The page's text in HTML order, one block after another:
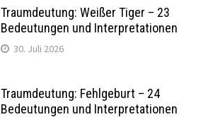
Traumdeutung: Weißer Tiger – 23
Bedeutungen und Interpretationen
30. Juli 2026
Traumdeutung: Fehlgeburt – 24
Bedeutungen und Interpretationen